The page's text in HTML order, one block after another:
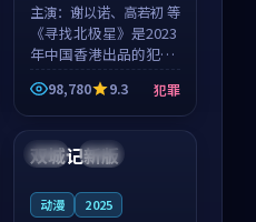
主演： 谢以诺、高若初 等
《寻找北极星》是2023
年中国香港出品的犯罪
新作，主创团队希望用
公路冒险的故事让观众
停下来想一想。谢以诺
领衔，高若初担任重要
角色，戚南柯的叙事
98,780 9.3 犯罪
中国 独播
双城记新版
动漫 2025